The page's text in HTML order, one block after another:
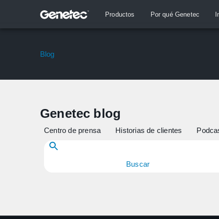
Productos Por qué Genetec
Blog
Genetec blog
Centro de prensa Historias de clientes
Buscar